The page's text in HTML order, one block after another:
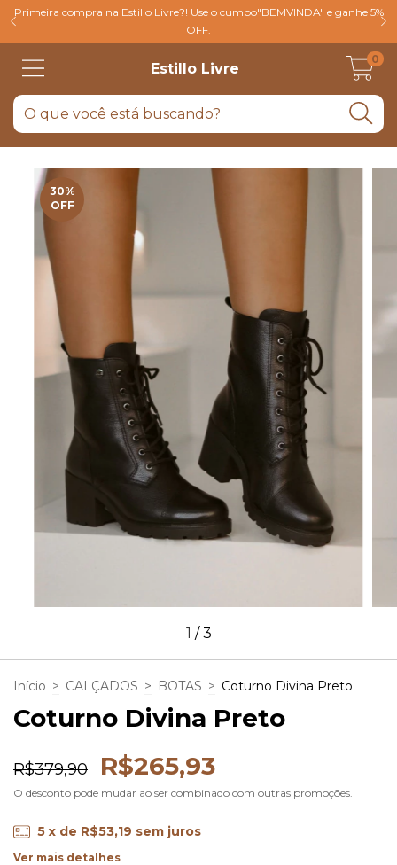
Primeira compra na Estillo Livre?! Use o cumpo"BEMVINDA" e ganhe 5%
OFF.
Estillo Livre
0
30%
OFF
1 /3
Início > CALÇADOS > BOTAS > Coturno Divina Preto
Coturno Divina Preto
R$379,90 R$265,93
O desconto pode mudar ao ser combinado com outras promoções.
5 x de R$53,19 sem juros
Ver mais detalhes